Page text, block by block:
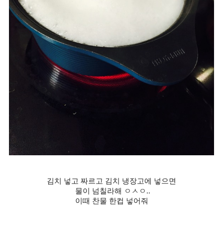
김치 넣고 짜르고 김치 냉장고에 넣으면
물이 넘칠라해 ㅇㅅㅇ..
이때 찬물 한컵 넣어줘